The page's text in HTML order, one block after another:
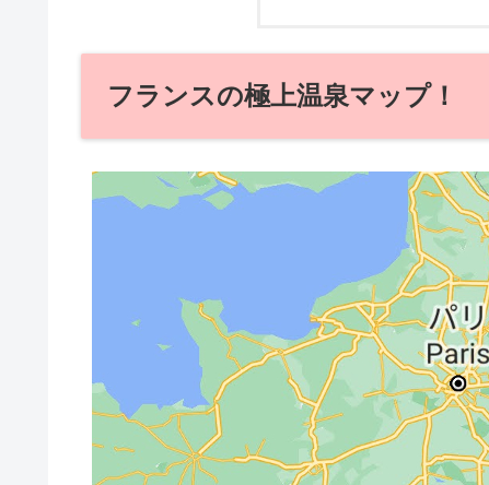
フランスの極上温泉マップ！